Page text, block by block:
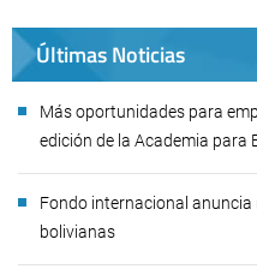
Últimas Noticias
Más oportunidades para
edición de la Academia para
Fondo internacional
bolivianas